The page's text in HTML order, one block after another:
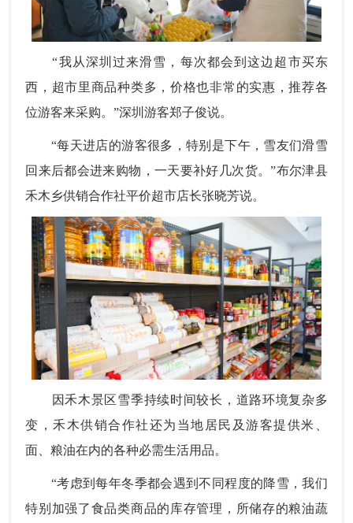
“我从深圳过来滑雪，每次都会到这边超市买东
西，超市里商品种类多，价格也非常的实惠，推荐各
位游客来采购。”深圳游客郑子俊说。
“每天进店的游客很多，特别是下午，雪友们滑雪
回来后都会进来购物，一天要补好几次货。”布尔津县
禾木乡供销合作社平价超市店长张晓芳说。
因禾木景区雪季持续时间较长，道路环境复杂多
变，禾木供销合作社还为当地居民及游客提供米、
面、粮油在内的各种必需生活用品。
“考虑到每年冬季都会遇到不同程度的降雪，我们
特别加强了食品类商品的库存管理，所储存的粮油蔬